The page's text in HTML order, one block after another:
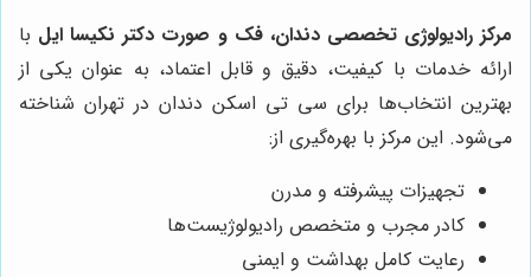
مرکز رادیولوژی تخصصی دندان، فک و صورت دکتر نکیسا ایل با
ارائه خدمات با کیفیت، دقیق و قابل اعتماد، به عنوان یکی از
بهترین انتخاب‌ها برای سی تی اسکن دندان در تهران شناخته
می‌شود. این مرکز با بهره‌گیری از:
تجهیزات پیشرفته و مدرن
کادر مجرب و متخصص رادیولوژیست‌ها
رعایت کامل بهداشت و ایمنی